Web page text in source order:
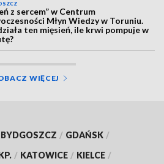
z sercem” w Centrum
Młyn Wiedzy w Toruniu.
ten mięsień, ile krwi pompuje w
WIĘCEJ
BYDGOSZCZ / GDAŃSK /
/ KATOWICE / KIELCE /